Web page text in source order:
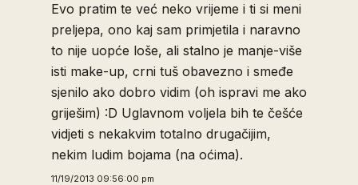
Evo pratim te već neko vrijeme i ti si meni
preljepa, ono kaj sam primjetila i naravno
to nije uopće loše, ali stalno je manje-više
isti make-up, crni tuš obavezno i smeđe
sjenilo ako dobro vidim (oh ispravi me ako
griješim) :D Uglavnom voljela bih te češće
vidjeti s nekakvim totalno drugačijim,
nekim ludim bojama (na oćima).
11/19/2013 09:56:00 pm